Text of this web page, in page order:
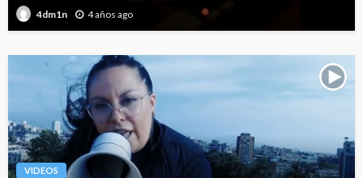
4dm1n 4 años ago
VIDEOS